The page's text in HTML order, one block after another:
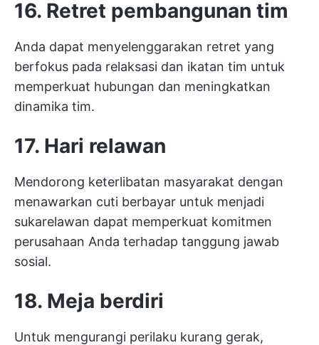
16. Retret pembangunan tim
Anda dapat menyelenggarakan retret yang
berfokus pada relaksasi dan ikatan tim untuk
memperkuat hubungan dan meningkatkan
dinamika tim.
17. Hari relawan
Mendorong keterlibatan masyarakat dengan
menawarkan cuti berbayar untuk menjadi
sukarelawan dapat memperkuat komitmen
perusahaan Anda terhadap tanggung jawab
sosial.
18. Meja berdiri
Untuk mengurangi perilaku kurang gerak,